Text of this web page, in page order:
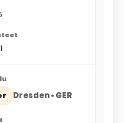
Dresden • GER